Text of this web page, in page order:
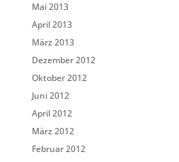
Mai 2013
April 2013
März 2013
Dezember 2012
Oktober 2012
Juni 2012
April 2012
März 2012
Februar 2012